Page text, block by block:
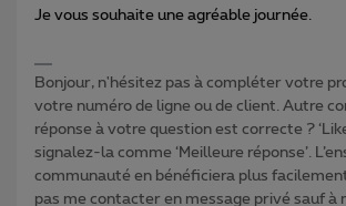
Je vous souhaite une agréable journée.
Bonjour, n'hésitez pas à compléter votre
votre numéro de ligne ou de client. Autre
réponse à votre question est correcte ?
signalez-la comme ‘Meilleure réponse’.
communauté en bénéficiera plus
pas me contacter en message privé sauf à